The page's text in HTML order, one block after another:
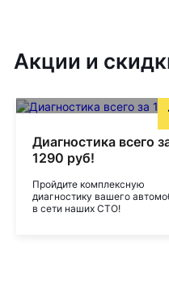
Акции и
Диагностика всего
1290 руб!
Пройдите комплексную
диагностику вашего
в сети наших СТО!